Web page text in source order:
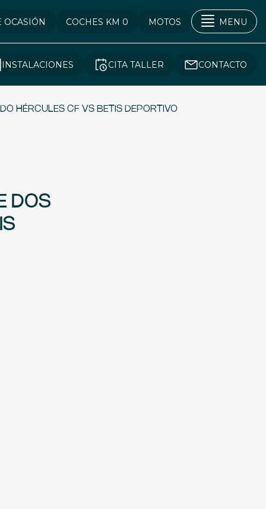
OCASIÓN COCHES KM 0 MOTOS MENU
INSTALACIONES CITA TALLER CONTACTO
HÉRCULES CF VS BETIS DEPORTIVO
DOS